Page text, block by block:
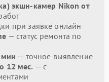
экшн-камер Nikon от
при заявке онлайн
— статус ремонта по
мин — точное выявление
12 мес. — с